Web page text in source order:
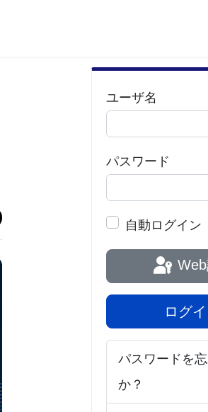
ユーザ名
パスワード
自動ログイン
ログ
パスワードを
か？